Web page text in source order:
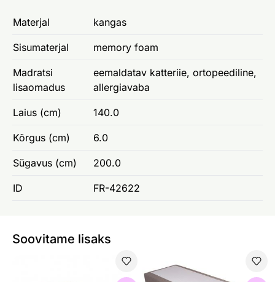
Materjal kangas
Sisumaterjal memory foam
Madratsi
lisaomadus
eemaldatav katteriie, ortopeediline,
allergiavaba
Laius (cm) 140.0
Kõrgus (cm) 6.0
Sügavus (cm) 200.0
ID FR-42622
Soovitame lisaks
Vedrumadrats Hypnos Luna (pocket 1,8, puuvill, vill)
Kušett Hypnos Apollo